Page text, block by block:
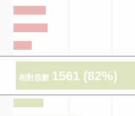
相對股數 1561 (82%)